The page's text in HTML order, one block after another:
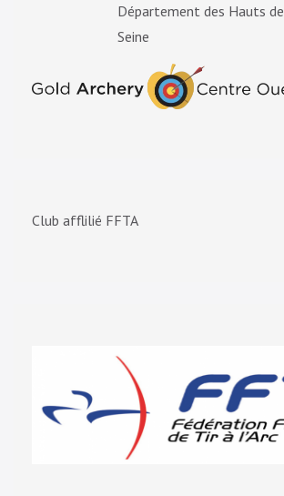
Département des Hauts de
Seine
Club afflilié FFTA